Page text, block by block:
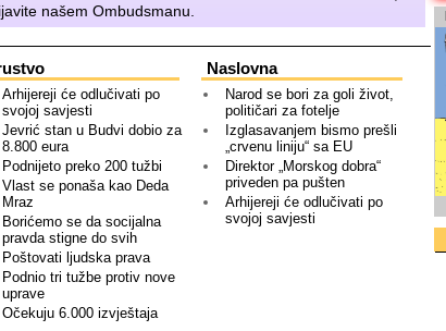
našemOmbudsmanu
Arhijereji će odlučivati po
svojoj savjesti
Jevrić stan u Budvi dobio za
8.800 eura
Podnijeto preko 200 tužbi
Vlast se ponaša kao Deda
Mraz
Borićemo se da socijalna
pravda stigne do svih
Poštovati ljudska prava
Podnio tri tužbe protiv nove
uprave
Očekuju 6.000 izvještaja
Naslovna
Narod se bori za goli život,
političari za fotelje
Izglasavanjem bismo prešli
„crvenu liniju“ sa EU
Direktor „Morskog dobra“
priveden pa pušten
Arhijereji će odlučivati po
svojoj savjesti